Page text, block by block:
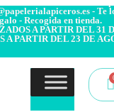
- Te
- Recogida en tienda.
A PARTIR DEL 31
A PARTIR DEL 23 DE